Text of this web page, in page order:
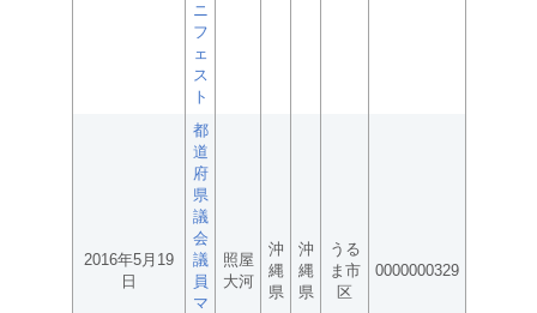
ニ
フ
ェ
ス
ト
2016年5月19
日
都
道
府
県
議
会
議
員
マ
照屋
大河
沖
縄
県
沖
縄
県
うる
ま市
区
0000000329